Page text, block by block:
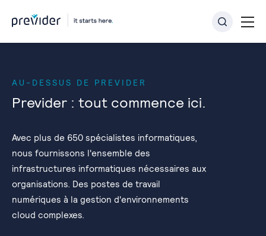
AU-DESSUS DE PREVIDER
Previder : tout commence ici.
Avec plus de 650 spécialistes informatiques,
nous fournissons l'ensemble des
infrastructures informatiques nécessaires aux
organisations. Des postes de travail
numériques à la gestion d'environnements
cloud complexes.